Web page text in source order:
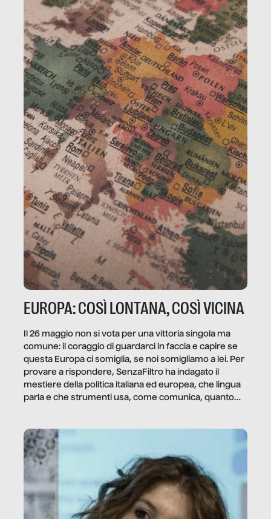
EUROPA: COSÌ LONTANA, COSÌ VICINA
Il 26 maggio non si vota per una vittoria singola ma
comune: il coraggio di guardarci in faccia e capire se
questa Europa ci somiglia, se noi somigliamo a lei. Per
provare a rispondere, SenzaFiltro ha indagato il
mestiere della politica italiana ed europea, che lingua
parla e che strumenti usa, come comunica, quanto